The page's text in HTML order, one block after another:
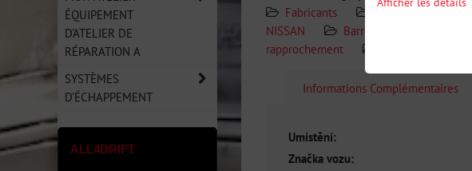
Fabricants
NISSAN
Barres anti-rapprochement
rapprochement
Informations Complémentaires
Umístění:
Značka vozu:
ÉQUIPEMENT
D'ATELIER DE
RÉPARATION A
SYSTÈMES
D'ÉCHAPPEMENT
ALL4DRIFT